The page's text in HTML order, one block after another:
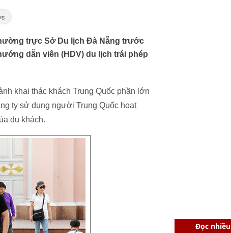
trực Sở Du lịch Đà Nẵng trước
dẫn viên (HDV) du lịch trái phép
khai thác khách Trung Quốc phần lớn
ty sử dụng người Trung Quốc hoạt
du khách.
Đọc nhiều